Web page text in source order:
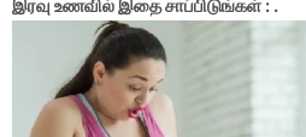
இரவு உணவில் இதை சாப்பிடுங்கள் : .